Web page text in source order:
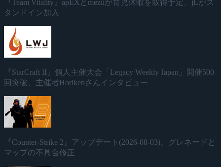
『Team Vitality』apEXとmeziiが育児休暇を取得予定、jLがス
タンドイン加入
『StarCraft II』個人主催大会「Legacy Weekly Japan」開催500
回突破、主催者Horikenさんインタビュー
『Counter-Strike 2』アップデート(2026-08-03)、グレネードと
マップの不具合修正